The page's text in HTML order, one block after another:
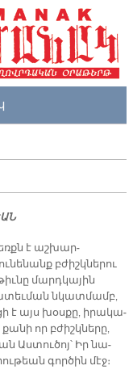
է աշ­խար­
բժիշկ­նե­րու
մարդ­կա­յին
նկատ­մամբ,
է այս խօս­քը, ի­րա­կա­
որ բժիշկ­նե­րը,
Աս­տու­ծոյ՝ Իր նա­
գոր­ծին մէջ։